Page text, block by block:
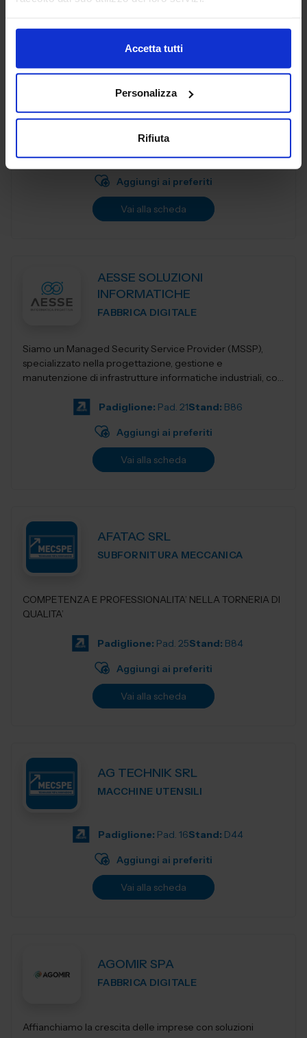
Accetta tutti
Personalizza
Rifiuta
Adacta S.p.A. - Società tra
FABBRICA DIGITALE
Padiglione:Pad. 21Stand:B68
Aggiungi ai preferiti
Vai alla scheda
AESSE SOLUZIONI
INFORMATICHE
FABBRICA DIGITALE
Siamo un Managed Security Service Provider (MSSP),
specializzato nella progettazione, gestione e
manutenzione di infrastrutture informatiche industriali, con
Padiglione: Pad. 21Stand: B86
Aggiungi ai preferiti
Vai alla scheda
AFATAC SRL
SUBFORNITURA MECCANICA
COMPETENZA E PROFESSIONALITA’ NELLA TORNERIA DI
QUALITA’
Padiglione: Pad. 25Stand: B84
Aggiungi ai preferiti
Vai alla scheda
AG TECHNIK SRL
MACCHINE UTENSILI
Padiglione: Pad. 16Stand: D44
Aggiungi ai preferiti
Vai alla scheda
AGOMIR SPA
FABBRICA DIGITALE
Affianchiamo la crescita delle imprese con soluzioni